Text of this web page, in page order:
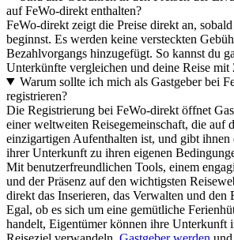
auf FeWo-direkt enthalten?
FeWo-direkt zeigt die Preise direkt an,
beginnst. Es werden keine versteckten
Bezahlvorgangs hinzugefügt. So kannst du
Unterkünfte vergleichen und deine Reise mit
Warum sollte ich mich als Gastgeber bei
registrieren?
Die Registrierung bei FeWo-direkt öffnet
einer weltweiten Reisegemeinschaft, die auf
einzigartigen Aufenthalten ist, und gibt
ihrer Unterkunft zu ihren eigenen
Mit benutzerfreundlichen Tools, einem
und der Präsenz auf den wichtigsten
direkt das Inserieren, das Verwalten und den
Egal, ob es sich um eine gemütliche
handelt, Eigentümer können ihre Unterkunft